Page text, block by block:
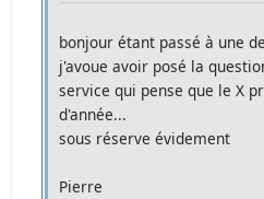
bonjour étant passé à une
j'avoue avoir posé la
service qui pense que le X
d'année...
sous réserve évidement
Pierre